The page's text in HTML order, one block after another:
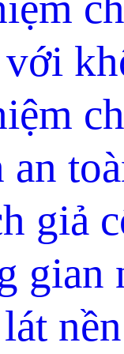
an
giả
gian